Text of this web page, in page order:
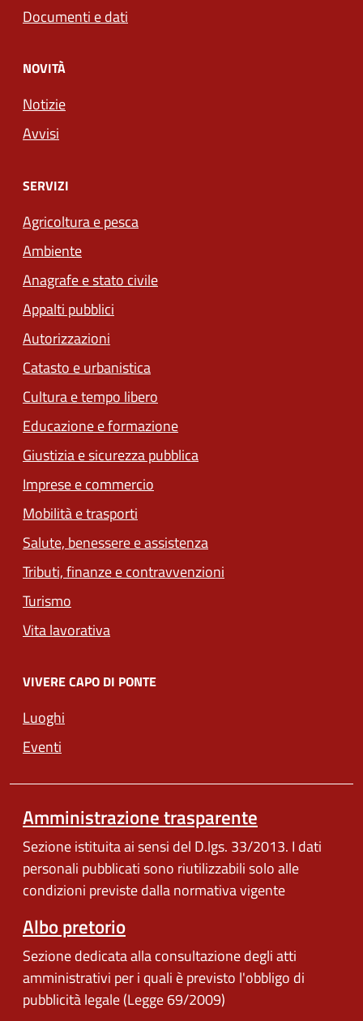
Documenti e dati
NOVITÀ
Notizie
Avvisi
SERVIZI
Agricoltura e pesca
Ambiente
Anagrafe e stato civile
Appalti pubblici
Autorizzazioni
Catasto e urbanistica
Cultura e tempo libero
Educazione e formazione
Giustizia e sicurezza pubblica
Imprese e commercio
Mobilità e trasporti
Salute, benessere e assistenza
Tributi, finanze e contravvenzioni
Turismo
Vita lavorativa
VIVERE CAPO DI PONTE
Luoghi
Eventi
Amministrazione trasparente
Sezione istituita ai sensi del D.lgs. 33/2013. I dati
personali pubblicati sono riutilizzabili solo alle
condizioni previste dalla normativa vigente
Albo pretorio
Sezione dedicata alla consultazione degli atti
amministrativi per i quali è previsto l'obbligo di
pubblicità legale (Legge 69/2009)